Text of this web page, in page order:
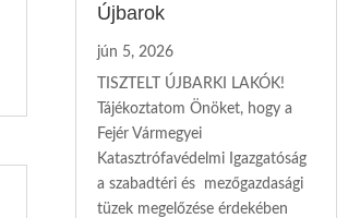
Újbarok
jún 5, 2026
TISZTELT ÚJBARKI LAKÓK!
Tájékoztatom Önöket, hogy a
Fejér Vármegyei
Katasztrófavédelmi Igazgatóság
a szabadtéri és mezőgazdasági
tüzek megelőzése érdekében